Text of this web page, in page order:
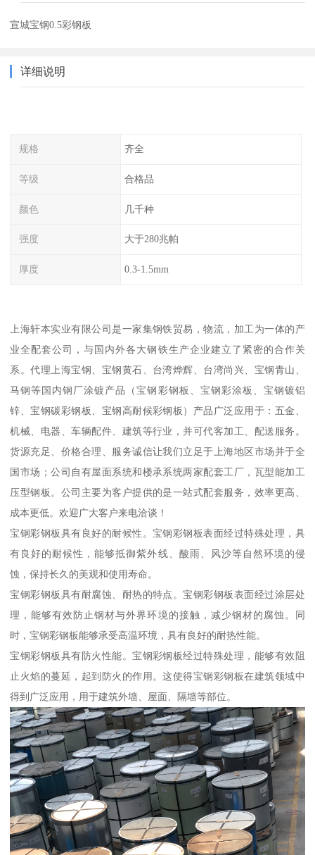
宣城宝钢0.5彩钢板
详细说明
规格 齐全
等级 合格品
颜色 几千种
强度 大于280兆帕
厚度 0.3-1.5mm
上海轩本实业有限公司是一家集钢铁贸易，物流，加工为一体的产
业全配套公司，与国内外各大钢铁生产企业建立了紧密的合作关
系。代理上海宝钢、宝钢黄石、台湾烨辉、台湾尚兴、宝钢青山、
马钢等国内钢厂涂镀产品（宝钢彩钢板、宝钢彩涂板、宝钢镀铝
锌、宝钢碳彩钢板、宝钢高耐候彩钢板）产品广泛应用于：五金、
机械、电器、车辆配件、建筑等行业，并可代客加工、配送服务。
货源充足、价格合理、服务诚信让我们立足于上海地区市场并于全
国市场；公司自有屋面系统和楼承系统两家配套工厂，瓦型能加工
压型钢板。公司主要为客户提供的是一站式配套服务，效率更高、
成本更低。欢迎广大客户来电洽谈！
宝钢彩钢板具有良好的耐候性。宝钢彩钢板表面经过特殊处理，具
有良好的耐候性，能够抵御紫外线、酸雨、风沙等自然环境的侵
蚀，保持长久的美观和使用寿命。
宝钢彩钢板具有耐腐蚀、耐热的特点。宝钢彩钢板表面经过涂层处
理，能够有效防止钢材与外界环境的接触，减少钢材的腐蚀。同
时，宝钢彩钢板能够承受高温环境，具有良好的耐热性能。
宝钢彩钢板具有防火性能。宝钢彩钢板经过特殊处理，能够有效阻
止火焰的蔓延，起到防火的作用。这使得宝钢彩钢板在建筑领域中
得到广泛应用，用于建筑外墙、屋面、隔墙等部位。